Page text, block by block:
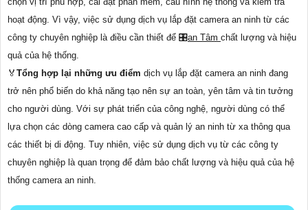
hoạt động. Vì vậy, việc sử dụng dịch vụ lắp đặt camera an ninh từ các
công ty chuyên nghiệp là điều cần thiết để 🎛an Tâm chất lượng và hiệu
quả của hệ thống.
️🏅️ Tổng hợp lại những ưu điểm dịch vụ lắp đặt camera an ninh đang
trở nên phổ biến do khả năng tạo nên sự an toàn, yên tâm và tin tưởng
cho người dùng. Với sự phát triển của công nghệ, người dùng có thể
lựa chọn các dòng camera cao cấp và quản lý an ninh từ xa thông qua
các thiết bị di động. Tuy nhiên, việc sử dụng dịch vụ từ các công ty
chuyên nghiệp là quan trọng để đảm bảo chất lượng và hiệu quả của hệ
thống camera an ninh.